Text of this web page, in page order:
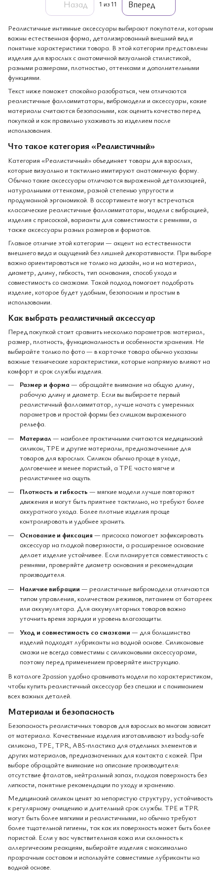
Назад 1 из 11 Вперед
Реалистичные интимные аксессуары выбирают покупатели, которым
важны естественная форма, детализированный внешний вид и
понятные характеристики товара. В этой категории представлены
изделия для взрослых с анатомичной визуальной стилистикой,
разными размерами, плотностью, оттенками и дополнительными
функциями.
Текст ниже поможет спокойно разобраться, чем отличаются
реалистичные фаллоимитаторы, вибромодели и аксессуары, какие
материалы считаются безопасными, как оценить качество перед
покупкой и как правильно ухаживать за изделием после
использования.
Что такое категория «Реалистичный»
Категория «Реалистичный» объединяет товары для взрослых,
которые визуально и тактильно имитируют анатомичную форму.
Обычно такие аксессуары отличаются выраженной детализацией,
натуральными оттенками, разной степенью упругости и
продуманной эргономикой. В ассортименте могут встречаться
классические реалистичные фаллоимитаторы, модели с вибрацией,
изделия с присоской, варианты для совместимости с ремнями, а
также аксессуары разных размеров и форматов.
Главное отличие этой категории — акцент на естественности
внешнего вида и ощущений без лишней декоративности. При выборе
важно ориентироваться не только на дизайн, но и на материал,
диаметр, длину, гибкость, тип основания, способ ухода и
совместимость со смазками. Такой подход помогает подобрать
изделие, которое будет удобным, безопасным и простым в
использовании.
Как выбрать реалистичный аксессуар
Перед покупкой стоит сравнить несколько параметров: материал,
размер, плотность, функциональность и особенности хранения. Не
выбирайте только по фото — в карточке товара обычно указаны
важные технические характеристики, которые напрямую влияют на
комфорт и срок службы изделия.
Размер и форма — обращайте внимание на общую длину,
рабочую длину и диаметр. Если вы выбираете первый
реалистичный фаллоимитатор, лучше начать с умеренных
параметров и простой формы без слишком выраженного
рельефа.
Материал — наиболее практичными считаются медицинский
силикон, TPE и другие материалы, предназначенные для
товаров для взрослых. Силикон обычно проще в уходе,
долговечнее и менее пористый, а TPE часто мягче и
реалистичнее на ощупь.
Плотность и гибкость — мягкие модели лучше повторяют
движения и могут быть приятнее тактильно, но требуют более
аккуратного ухода. Более плотные изделия проще
контролировать и удобнее хранить.
Основание и фиксация — присоска помогает зафиксировать
аксессуар на гладкой поверхности, а расширенное основание
делает изделие устойчивее. Если планируется совместимость с
ремнями, проверяйте диаметр основания и рекомендации
производителя.
Наличие вибрации — реалистичные вибромодели отличаются
типом управления, количеством режимов, питанием от батареек
или аккумулятора. Для аккумуляторных товаров важно
уточнить время зарядки и уровень влагозащиты.
Уход и совместимость со смазками — для большинства
изделий подходят лубриканты на водной основе. Силиконовые
смазки не всегда совместимы с силиконовыми аксессуарами,
поэтому перед применением проверяйте инструкцию.
В каталоге 2passion удобно сравнивать модели по характеристикам,
чтобы купить реалистичный аксессуар без спешки и с пониманием
всех важных деталей.
Материалы и безопасность
Безопасность реалистичных товаров для взрослых во многом зависит
от материала. Качественные изделия изготавливают из body-safe
силикона, TPE, TPR, ABS-пластика для отдельных элементов и
других материалов, предназначенных для контакта с кожей. При
выборе обращайте внимание на описание производителя:
отсутствие фталатов, нейтральный запах, гладкая поверхность без
липкости, понятные рекомендации по уходу и хранению.
Медицинский силикон ценят за непористую структуру, устойчивость
к регулярному очищению и длительный срок службы. TPE и TPR
могут быть более мягкими и реалистичными, но обычно требуют
более тщательной гигиены, так как их поверхность может быть более
пористой. Если у вас чувствительная кожа или склонность к
аллергическим реакциям, выбирайте изделия с максимально
прозрачным составом и используйте совместимые лубриканты на
водной основе.